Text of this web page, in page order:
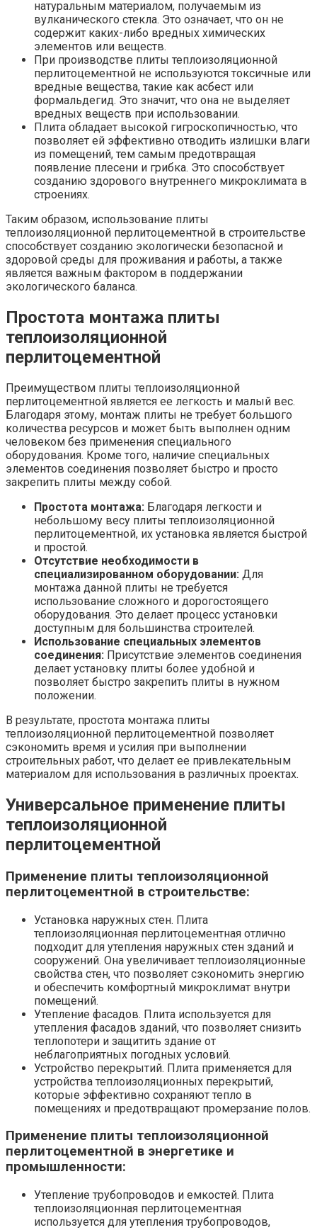
натуральным материалом, получаемым из
вулканического стекла. Это означает, что он не
содержит каких-либо вредных химических
элементов или веществ.
При производстве плиты теплоизоляционной
перлитоцементной не используются токсичные или
вредные вещества, такие как асбест или
формальдегид. Это значит, что она не выделяет
вредных веществ при использовании.
Плита обладает высокой гигроскопичностью, что
позволяет ей эффективно отводить излишки влаги
из помещений, тем самым предотвращая
появление плесени и грибка. Это способствует
созданию здорового внутреннего микроклимата в
строениях.
Таким образом, использование плиты
теплоизоляционной перлитоцементной в строительстве
способствует созданию экологически безопасной и
здоровой среды для проживания и работы, а также
является важным фактором в поддержании
экологического баланса.
Простота монтажа плиты
теплоизоляционной
перлитоцементной
Преимуществом плиты теплоизоляционной
перлитоцементной является ее легкость и малый вес.
Благодаря этому, монтаж плиты не требует большого
количества ресурсов и может быть выполнен одним
человеком без применения специального
оборудования. Кроме того, наличие специальных
элементов соединения позволяет быстро и просто
закрепить плиты между собой.
Простота монтажа: Благодаря легкости и
небольшому весу плиты теплоизоляционной
перлитоцементной, их установка является быстрой
и простой.
Отсутствие необходимости в
специализированном оборудовании: Для
монтажа данной плиты не требуется
использование сложного и дорогостоящего
оборудования. Это делает процесс установки
доступным для большинства строителей.
Использование специальных элементов
соединения: Присутствие элементов соединения
делает установку плиты более удобной и
позволяет быстро закрепить плиты в нужном
положении.
В результате, простота монтажа плиты
теплоизоляционной перлитоцементной позволяет
сэкономить время и усилия при выполнении
строительных работ, что делает ее привлекательным
материалом для использования в различных проектах.
Универсальное применение плиты
теплоизоляционной
перлитоцементной
Применение плиты теплоизоляционной
перлитоцементной в строительстве:
Установка наружных стен. Плита
теплоизоляционная перлитоцементная отлично
подходит для утепления наружных стен зданий и
сооружений. Она увеличивает теплоизоляционные
свойства стен, что позволяет сэкономить энергию
и обеспечить комфортный микроклимат внутри
помещений.
Утепление фасадов. Плита используется для
утепления фасадов зданий, что позволяет снизить
теплопотери и защитить здание от
неблагоприятных погодных условий.
Устройство перекрытий. Плита применяется для
устройства теплоизоляционных перекрытий,
которые эффективно сохраняют тепло в
помещениях и предотвращают промерзание полов.
Применение плиты теплоизоляционной
перлитоцементной в энергетике и
промышленности:
Утепление трубопроводов и емкостей. Плита
теплоизоляционная перлитоцементная
используется для утепления трубопроводов,